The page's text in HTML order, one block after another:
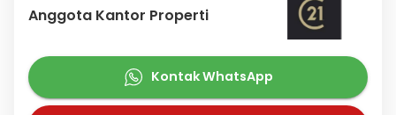
Anggota Kantor Properti
Kontak WhatsApp